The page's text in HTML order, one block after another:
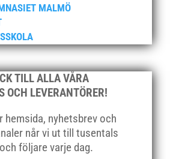
MALMÖ
TILL ALLA VÅRA
OCH LEVERANTÖRER!
hemsida, nyhetsbrev och
når vi ut till tusentals
följare varje dag.